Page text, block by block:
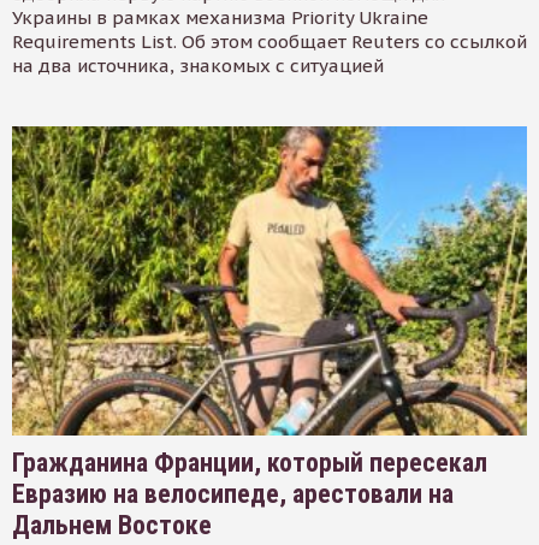
Украины в рамках механизма Priority Ukraine
Requirements List. Об этом сообщает Reuters со ссылкой
на два источника, знакомых с ситуацией
Гражданина Франции, который пересекал
Евразию на велосипеде, арестовали на
Дальнем Востоке